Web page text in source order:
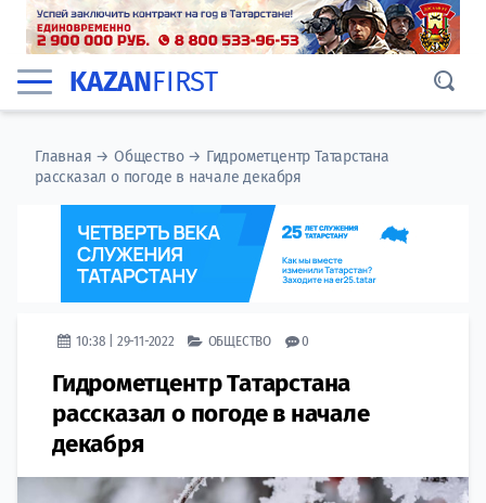
KAZANFIRST
Главная →Общество→ Гидрометцентр Татарстана
рассказал о погоде в начале декабря
10:38 | 29-11-2022 ОБЩЕСТВО 0
Гидрометцентр Татарстана
рассказал о погоде в начале
декабря